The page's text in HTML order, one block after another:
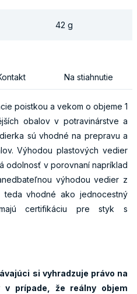
42 g
Na stiahnutie
poistkou a vekom o objeme 1
obalov v potravinárstve a
sú vhodné na prepravu a
Výhodou plastových vedier
odolnosť v porovnaní napríklad
výhodou vedier z
vhodné ako jednocestný
certifikáciu pre styk s
si vyhradzuje právo na
v prípade, že reálny objem